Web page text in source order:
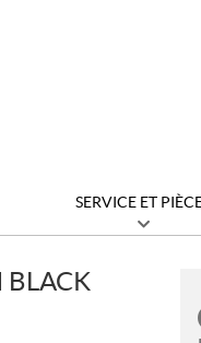
SERVICE ET
BLACK